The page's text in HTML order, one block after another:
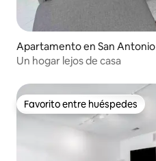
Apartamento en San Antonio
Un hogar lejos de casa
Favorito entre huéspedes
Favorito entre huéspedes